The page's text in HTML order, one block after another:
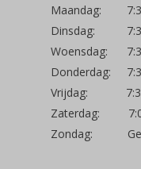
Maandag:
Dinsdag: 7:30-
Woensdag:
Donderdag:
Vrijdag: 7:30-
Zaterdag:
Zondag: